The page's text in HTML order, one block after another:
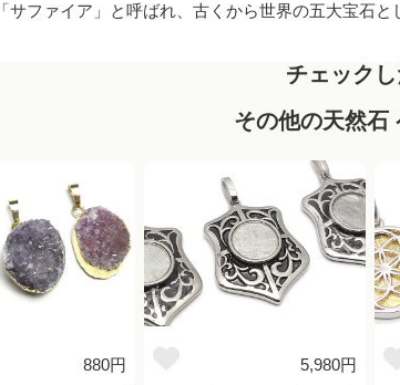
ファイア」と呼ばれ、古くから世界の五大宝石と
チェック
その他の天然石
880円 5,980円